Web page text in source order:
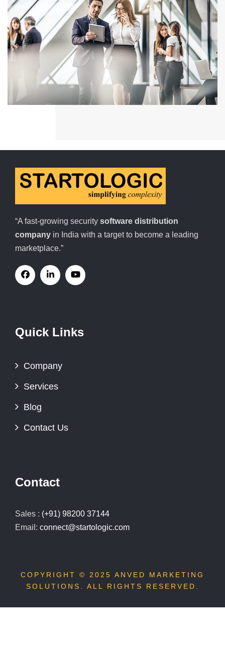
“A fast-growing security software distribution
company in India with a target to become a leading
marketplace.”
Quick Links
Company
Services
Blog
Contact Us
Contact
Sales : (+91) 98200 37144
Email: connect@startologic.com
COPYRIGHT © 2025 ANVED MARKETING
SOLUTIONS
. ALL RIGHTS RESERVED.